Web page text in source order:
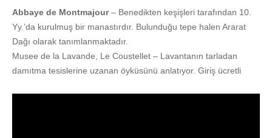
Abbaye de Montmajour– Benedikten keşişleri tarafından 10.
Yy.’da kurulmuş bir manastırdır. Bulunduğu tepe halen Ararat
Dağı olarak tanımlanmaktadır.
Musee de la Lavande, Le Coustellet – Lavantanın tarladan
damıtma tesislerine uzanan öyküsünü anlatıyor. Giriş ücretli